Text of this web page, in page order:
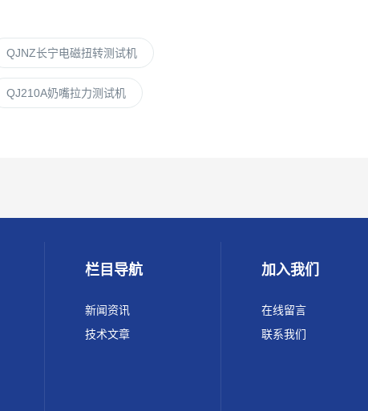
QJNZ长宁电磁扭转测试机
QJ210A奶嘴拉力测试机
栏目导航
新闻资讯
技术文章
加入我们
在线留言
联系我们